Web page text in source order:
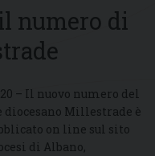
numero di
– Il nuovo numero del
Millestrade è
on line sul sito
di Albano,